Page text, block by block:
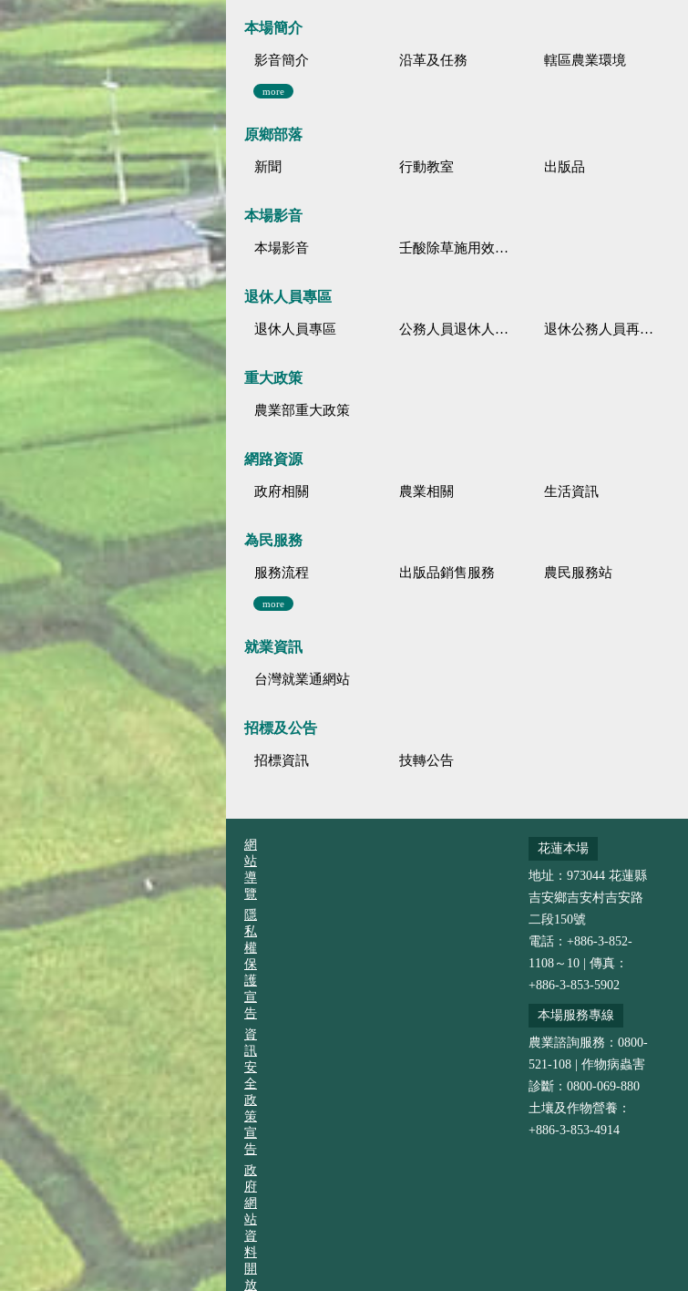
本場簡介
影音簡介 沿革及任務 轄區農業環境
more
原鄉部落
新聞 行動教室 出版品
本場影音
本場影音 壬酸除草施用效果觀察
退休人員專區
退休人員專區 公務人員退休人員法施行細則 退休公務人員再任職務
重大政策
農業部重大政策
網路資源
政府相關 農業相關 生活資訊
為民服務
服務流程 出版品銷售服務 農民服務站
more
就業資訊
台灣就業通網站
招標及公告
招標資訊 技轉公告
網
站
導
覽
隱
私
權
保
護
宣
告
資
訊
安
全
政
策
宣
告
政
府
網
站
資
料
開
放
花蓮本場
地址：973044 花蓮縣
吉安鄉吉安村吉安路
二段150號
電話：+886-3-852-
1108～10 | 傳真：
+886-3-853-5902
本場服務專線
農業諮詢服務：0800-
521-108 | 作物病蟲害
診斷：0800-069-880
土壤及作物營養：
+886-3-853-4914